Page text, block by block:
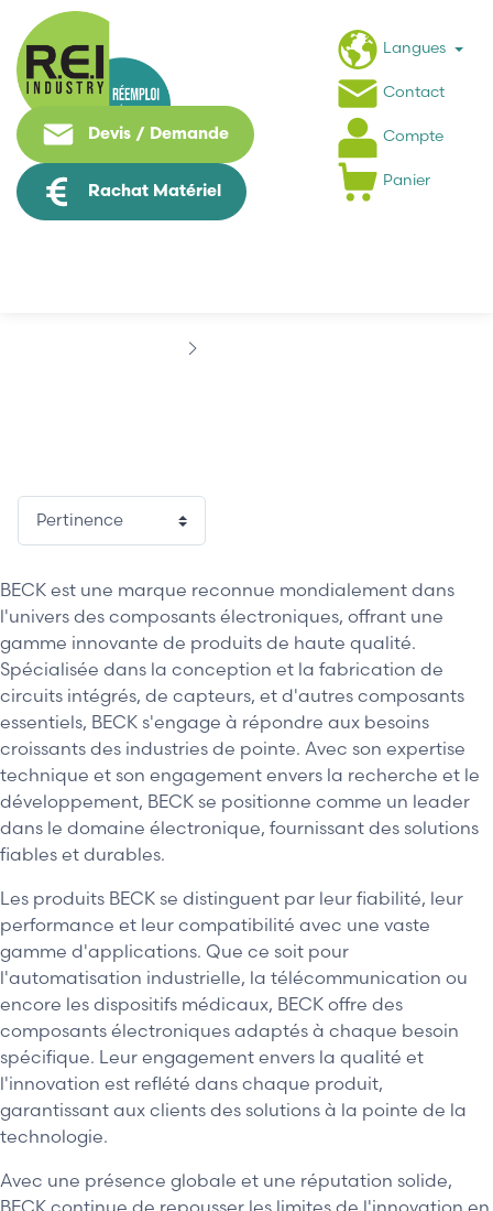
Devis / Demande
Rachat Matériel
Langues
Contact
Compte
Panier
BECK est une marque reconnue mondialement dans
l'univers des composants électroniques, offrant une
gamme innovante de produits de haute qualité.
Spécialisée dans la conception et la fabrication de
circuits intégrés, de capteurs, et d'autres composants
essentiels, BECK s'engage à répondre aux besoins
croissants des industries de pointe. Avec son expertise
technique et son engagement envers la recherche et le
développement, BECK se positionne comme un leader
dans le domaine électronique, fournissant des solutions
fiables et durables.
Les produits BECK se distinguent par leur fiabilité, leur
performance et leur compatibilité avec une vaste
gamme d'applications. Que ce soit pour
l'automatisation industrielle, la télécommunication ou
encore les dispositifs médicaux, BECK offre des
composants électroniques adaptés à chaque besoin
spécifique. Leur engagement envers la qualité et
l'innovation est reflété dans chaque produit,
garantissant aux clients des solutions à la pointe de la
technologie.
Avec une présence globale et une réputation solide,
BECK continue de repousser les limites de l'innovation en